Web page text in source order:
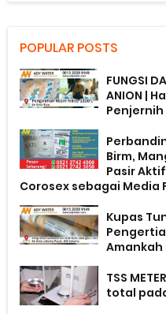
POPULAR POSTS
FUNGSI
ANION |
Penjernih
Birm,
Pasir
Corosex sebagai Media
Kupas
Amankah
TSS
total